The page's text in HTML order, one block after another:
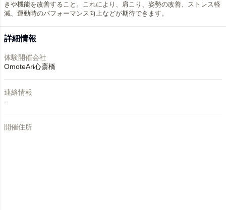
きや機能を改善すること。これにより、肩こり、姿勢の改善、ストレス軽
減、運動時のパフォーマンス向上などが期待できます。
詳細情報
体験開催会社
OmoteAri心斎橋
連絡情報
-
開催住所